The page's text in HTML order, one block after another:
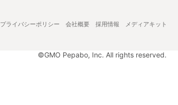
プライバシーポリシー 会社概要 採用情報 メディアキット
©GMO Pepabo, Inc. All rights reserved.